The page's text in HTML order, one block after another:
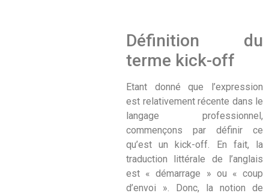
Définition du
terme kick-off
Etant donné que l’expression
est relativement récente dans le
langage professionnel,
commençons par définir ce
qu’est un kick-off. En fait, la
traduction littérale de l’anglais
est « démarrage » ou « coup
d’envoi ». Donc, la notion de